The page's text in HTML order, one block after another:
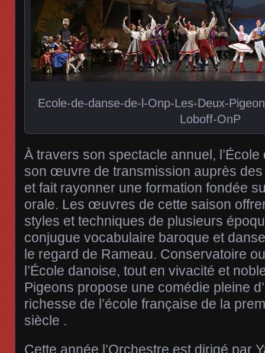
Ecole-de-danse-de-l-Onp-Les-Deux-
Loboff-OnP
À travers son spectacle annuel,
son œuvre de transmission auprès
et fait rayonner une formation fondée
orale. Les œuvres de cette saison
styles et techniques de plusieurs
conjugue vocabulaire baroque et
le regard de Rameau. Conservatoire
l’École danoise, tout en vivacité et
Pigeons propose une comédie pleine
richesse de l’école française de la
siècle .
Cette année l’Orchestre est dirigé par